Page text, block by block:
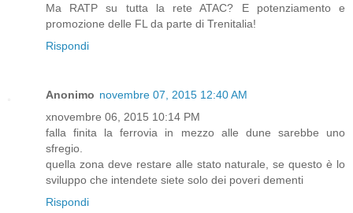
Ma RATP su tutta la rete ATAC? E potenziamento e
promozione delle FL da parte di Trenitalia!
Rispondi
Anonimo novembre 07, 2015 12:40 AM
xnovembre 06, 2015 10:14 PM
falla finita la ferrovia in mezzo alle dune sarebbe uno
sfregio.
quella zona deve restare alle stato naturale, se questo è lo
sviluppo che intendete siete solo dei poveri dementi
Rispondi